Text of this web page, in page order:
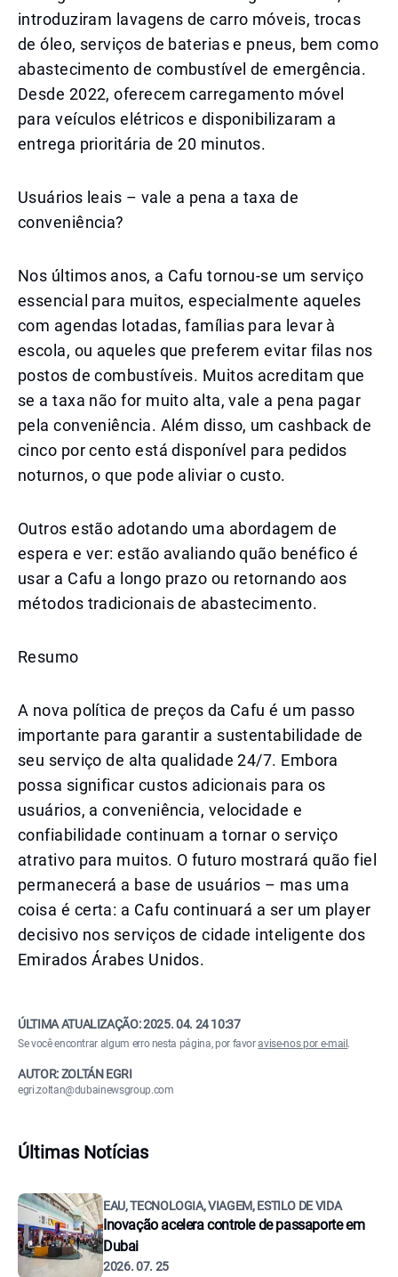
introduziram lavagens de carro móveis, trocas
de óleo, serviços de baterias e pneus, bem como
abastecimento de combustível de emergência.
Desde 2022, oferecem carregamento móvel
para veículos elétricos e disponibilizaram a
entrega prioritária de 20 minutos.
Usuários leais – vale a pena a taxa de
conveniência?
Nos últimos anos, a Cafu tornou-se um serviço
essencial para muitos, especialmente aqueles
com agendas lotadas, famílias para levar à
escola, ou aqueles que preferem evitar filas nos
postos de combustíveis. Muitos acreditam que
se a taxa não for muito alta, vale a pena pagar
pela conveniência. Além disso, um cashback de
cinco por cento está disponível para pedidos
noturnos, o que pode aliviar o custo.
Outros estão adotando uma abordagem de
espera e ver: estão avaliando quão benéfico é
usar a Cafu a longo prazo ou retornando aos
métodos tradicionais de abastecimento.
Resumo
A nova política de preços da Cafu é um passo
importante para garantir a sustentabilidade de
seu serviço de alta qualidade 24/7. Embora
possa significar custos adicionais para os
usuários, a conveniência, velocidade e
confiabilidade continuam a tornar o serviço
atrativo para muitos. O futuro mostrará quão fiel
permanecerá a base de usuários – mas uma
coisa é certa: a Cafu continuará a ser um player
decisivo nos serviços de cidade inteligente dos
Emirados Árabes Unidos.
ÚLTIMA ATUALIZAÇÃO:2025. 04. 24 10:37
Se você encontrar algum erro nesta página, por favoravise-nos por e-mail .
AUTOR: ZOLTÁN EGRI
egri.zoltan@dubainewsgroup.com
Últimas Notícias
EAU, TECNOLOGIA, VIAGEM, ESTILO DE VIDA
Inovação acelera controle de passaporte em
Dubai
2026. 07. 25